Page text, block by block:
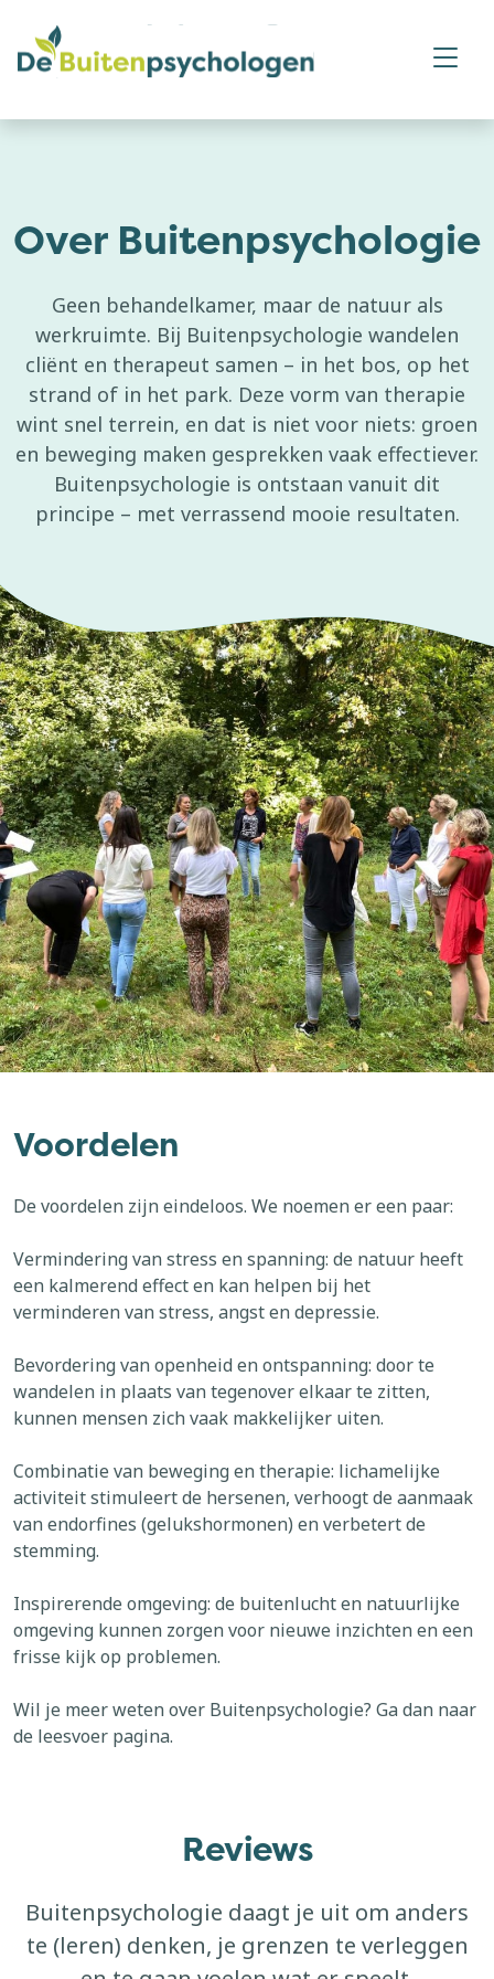
Over Buitenpsychologie
Geen behandelkamer, maar de natuur als
werkruimte. Bij Buitenpsychologie wandelen
cliënt en therapeut samen – in het bos, op het
strand of in het park. Deze vorm van therapie
wint snel terrein, en dat is niet voor niets: groen
en beweging maken gesprekken vaak effectiever.
Buitenpsychologie is ontstaan vanuit dit
principe – met verrassend mooie resultaten.
Voordelen
De voordelen zijn eindeloos. We noemen er een paar:
Vermindering van stress en spanning: de natuur heeft
een kalmerend effect en kan helpen bij het
verminderen van stress, angst en depressie.
Bevordering van openheid en ontspanning: door te
wandelen in plaats van tegenover elkaar te zitten,
kunnen mensen zich vaak makkelijker uiten.
Combinatie van beweging en therapie: lichamelijke
activiteit stimuleert de hersenen, verhoogt de aanmaak
van endorfines (gelukshormonen) en verbetert de
stemming.
Inspirerende omgeving: de buitenlucht en natuurlijke
omgeving kunnen zorgen voor nieuwe inzichten en een
frisse kijk op problemen.
Wil je meer weten over Buitenpsychologie? Ga dan naar
de leesvoer pagina.
Reviews
Buitenpsychologie daagt je uit om anders
te (leren) denken, je grenzen te verleggen